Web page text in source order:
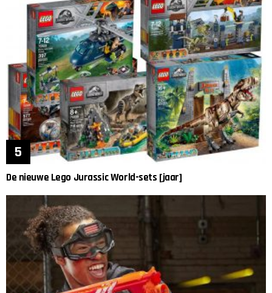
De nieuwe Lego Jurassic World-sets [jaar]